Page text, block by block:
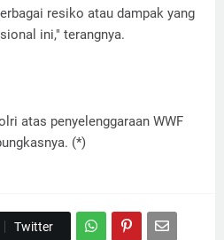
resiko atau dampak yang
ini," terangnya.
atas penyelenggaraan WWF
(*)
Twitter